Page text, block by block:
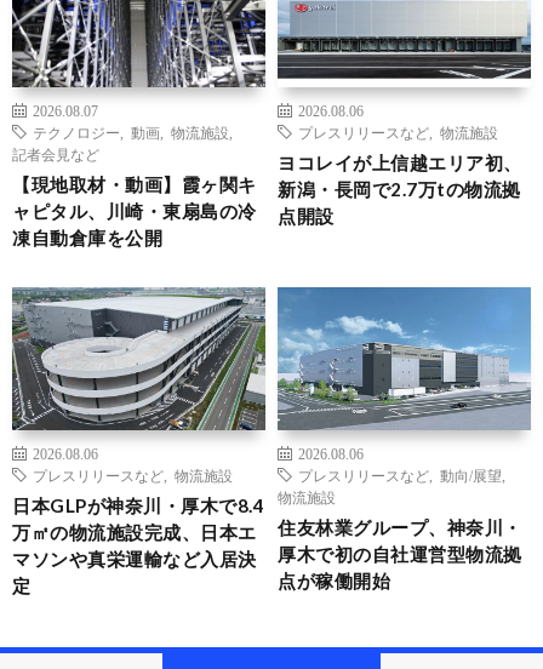
2026.08.07
テクノロジー
動画 物流施設
記者会見など
【現地取材・動画】霞ヶ関キ
ャピタル、川崎・東扇島の冷
凍自動倉庫を公開
2026.08.06
プレスリリースなど
物流施設
ヨコレイが上信越エリア初、
新潟・長岡で2.7万tの物流拠
点開設
2026.08.06
プレスリリースなど
物流施設
日本GLPが神奈川・厚木で8.4
万㎡の物流施設完成、日本エ
マソンや真栄運輸など入居決
定
2026.08.06
プレスリリースなど
動向/展望
物流施設
住友林業グループ、神奈川・
厚木で初の自社運営型物流拠
点が稼働開始